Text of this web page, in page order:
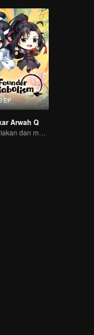
EP
Arwah Q
Menceriakan dan menghangatkan hari-harimu.